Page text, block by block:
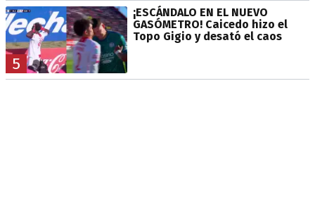
5
¡ESCÁNDALO EN EL NUEVO
GASÓMETRO! Caicedo hizo el
Topo Gigio y desató el caos